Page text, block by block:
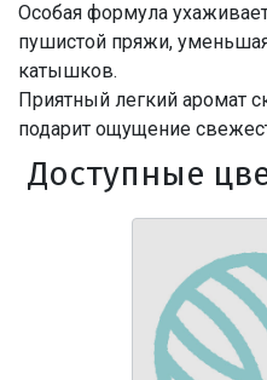
Особая формула
пушистой пряжи,
катышков.
Приятный легкий аромат
подарит ощущение
Доступные